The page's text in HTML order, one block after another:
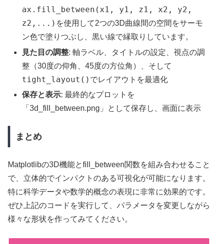
ax.fill_between(x1, y1, z1, x2, y2,
z2,...) を使用して2つの3D曲線間の空間をサーモ
ン色で塗りつぶし、黒い線で縁取りしています。
見た目の調整: 軸ラベル、タイトルの設定、視点の調
整（30度の仰角、45度の方位角）、そして
tight_layout() でレイアウトを最適化
保存と表示: 最終的なプロットを
「3d_fill_between.png」として保存し、画面に表示
まとめ
Matplotlibの3D機能とfill_between関数を組み合わせること
で、立体的でインパクトのある可視化が可能になります。
特に科学データや数学的概念の表現に非常に効果的です。
ぜひ上記のコードを実行して、パラメータを変更しながら
様々な形状を作ってみてください。